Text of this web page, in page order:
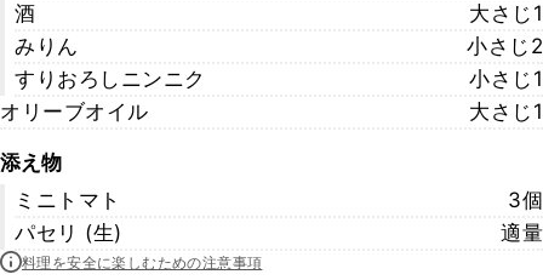
酒
大さじ1
みりん
小さじ2
すりおろしニンニク
小さじ1
オリーブオイル
大さじ1
添え物
ミニトマト
3個
パセリ (生)
適量
料理を安全に楽しむための注意事項